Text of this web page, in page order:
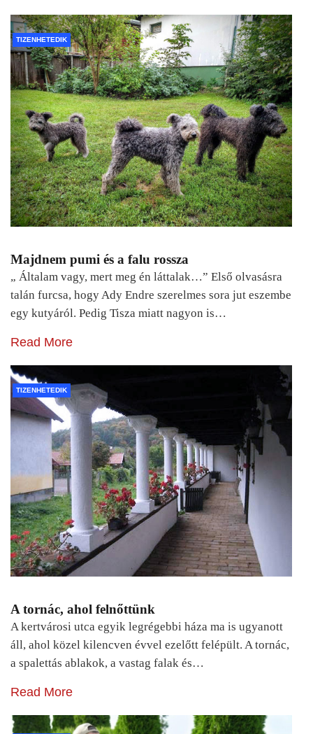
TIZENHETEDIK
Majdnem pumi és a falu rossza
„ Általam vagy, mert meg én láttalak…” Első olvasásra
talán furcsa, hogy Ady Endre szerelmes sora jut eszembe
egy kutyáról. Pedig Tisza miatt nagyon is…
Read More
TIZENHETEDIK
A tornác, ahol felnőttünk
A kertvárosi utca egyik legrégebbi háza ma is ugyanott
áll, ahol közel kilencven évvel ezelőtt felépült. A tornác,
a spalettás ablakok, a vastag falak és…
Read More